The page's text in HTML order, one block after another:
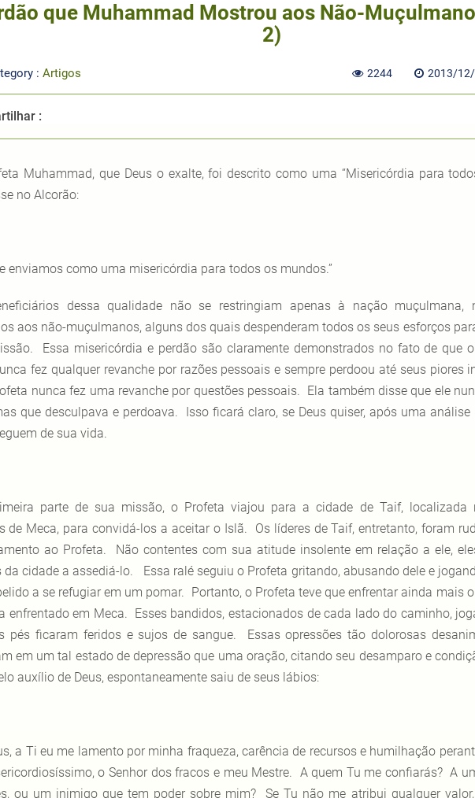
que Muhammad Mostrou aos Não-
2)
: Artigos 2244 2013/
:
Muhammad, que Deus o exalte, foi descrito como uma “Misericórdia para
no Alcorão:
enviamos como uma misericórdia para todos os mundos.”
dessa qualidade não se restringiam apenas à nação muçulmana,
aos não-muçulmanos, alguns dos quais despenderam todos os seus esforços
Essa misericórdia e perdão são claramente demonstrados no fato de que
fez qualquer revanche por razões pessoais e sempre perdoou até seus piores
nunca fez uma revanche por questões pessoais. Ela também disse que ele
que desculpava e perdoava. Isso ficará claro, se Deus quiser, após uma
de sua vida.
parte de sua missão, o Profeta viajou para a cidade de Taif, localizada
de Meca, para convidá-los a aceitar o Islã. Os líderes de Taif, entretanto, foram
ao Profeta. Não contentes com sua atitude insolente em relação a ele,
da cidade a assediá-lo. Essa ralé seguiu o Profeta gritando, abusando dele e
a se refugiar em um pomar. Portanto, o Profeta teve que enfrentar ainda mais
enfrentado em Meca. Esses bandidos, estacionados de cada lado do caminho,
pés ficaram feridos e sujos de sangue. Essas opressões tão dolorosas
em um tal estado de depressão que uma oração, citando seu desamparo e
auxílio de Deus, espontaneamente saiu de seus lábios:
a Ti eu me lamento por minha fraqueza, carência de recursos e humilhação
o Senhor dos fracos e meu Mestre. A quem Tu me confiarás? A
ou um inimigo que tem poder sobre mim? Se Tu não me atribui qualquer